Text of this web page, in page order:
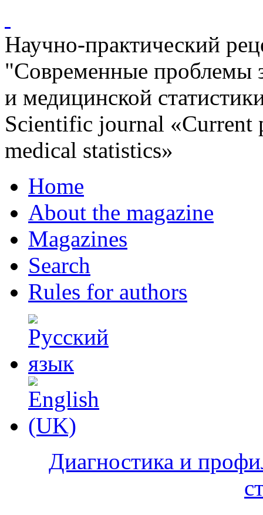
Научно-практический
"Современные проблемы
и медицинской
Scientific journal «Current
medical statistics»
Home
About the magazine
Magazines
Search
Rules for authors
Диагностика и